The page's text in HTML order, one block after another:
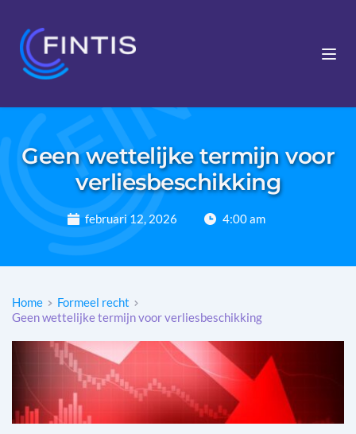
Geen wettelijke termijn voor
verliesbeschikking
februari 12, 2026 4:00 am
Home
Formeel recht
Geen wettelijke termijn voor verliesbeschikking